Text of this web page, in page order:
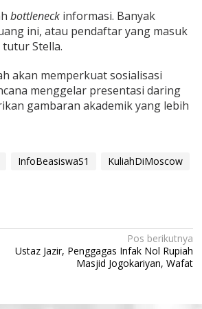
bottleneck informasi. Banyak
ini, atau pendaftar yang masuk
Stella.
akan memperkuat sosialisasi
menggelar presentasi daring
gambaran akademik yang lebih
InfoBeasiswaS1
KuliahDiMoscow
Pos berikutnya
Ustaz Jazir, Penggagas Infak Nol Rupiah
Masjid Jogokariyan, Wafat
Pendaftaran
09:13 WIB